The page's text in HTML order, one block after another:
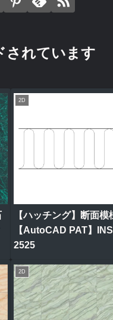
されています
2D
【ハッチング】断面模
【AutoCAD PAT】
2525
2D